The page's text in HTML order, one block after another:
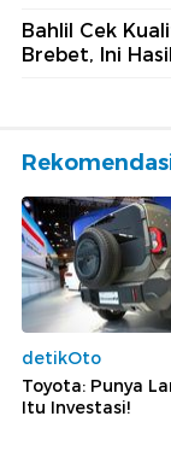
Bahlil Cek
Brebet, Ini
detikOto
Toyota: Punya
Itu Investasi!